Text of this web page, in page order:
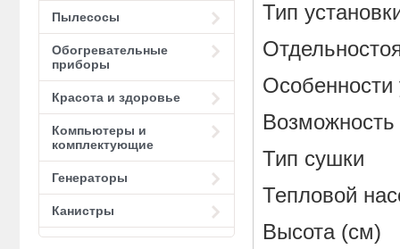
Пылесосы
Обогревательные
приборы
Красота и здоровье
Компьютеры и
комплектующие
Генераторы
Канистры
Тип
Возможность
Тип
Тепловой
Высота